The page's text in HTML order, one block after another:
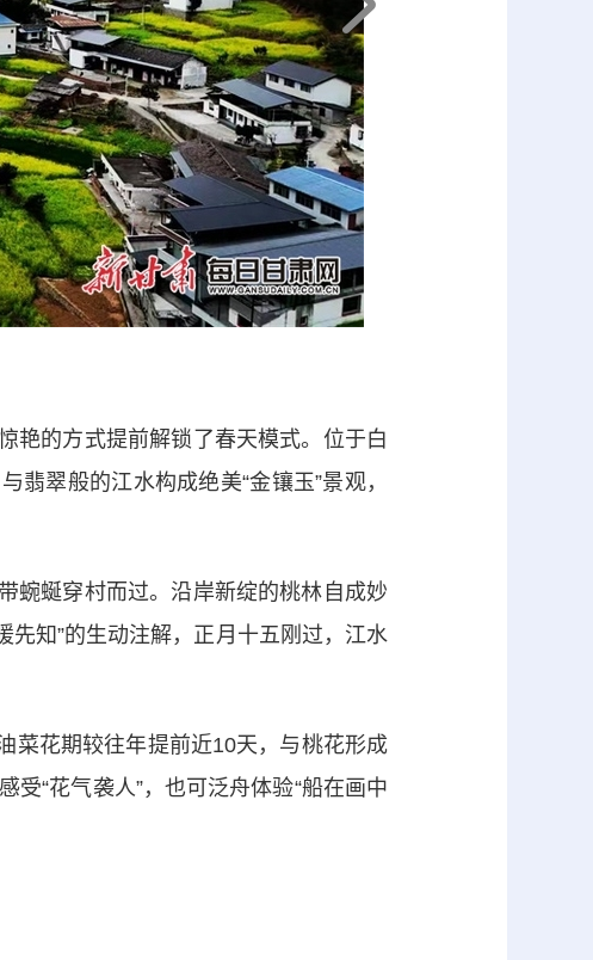
的方式提前解锁了春天模式。位于白
翠般的江水构成绝美“金镶玉”景观，
蜒穿村而过。沿岸新绽的桃林自成妙
先知”的生动注解，正月十五刚过，江水
花期较往年提前近10天，与桃花形成
“花气袭人”，也可泛舟体验“船在画中